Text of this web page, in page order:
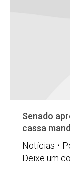
Senado
cassa
Notícias
Deixe um